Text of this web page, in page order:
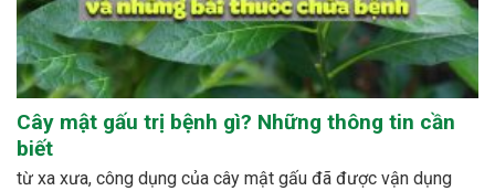
Cây mật gấu trị bệnh gì? Những thông tin cần
biết
từ xa xưa, công dụng của cây mật gấu đã được vận dụng